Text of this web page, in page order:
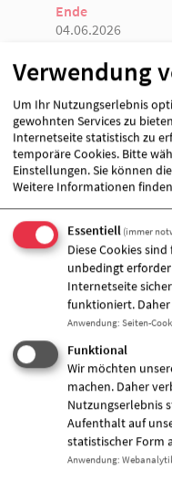
Ende
04.06.2026
AWO-
Domstraße 4
16868 Wusterhausen
Verwendung
Um Ihr Nutzungserlebnis
gewohnten Services zu
Internetseite statistisch zu
temporäre Cookies. Bitte
Einstellungen. Sie können
Weitere Informationen
Essentiell (immer
Diese Cookies
unbedingt
Internetseite
funktioniert.
Anwendung: Seiten-
Funktional
Wir möchten
machen. Daher
Nutzungserlebnis
Aufenthalt auf
statistischer Form
Anwendung: